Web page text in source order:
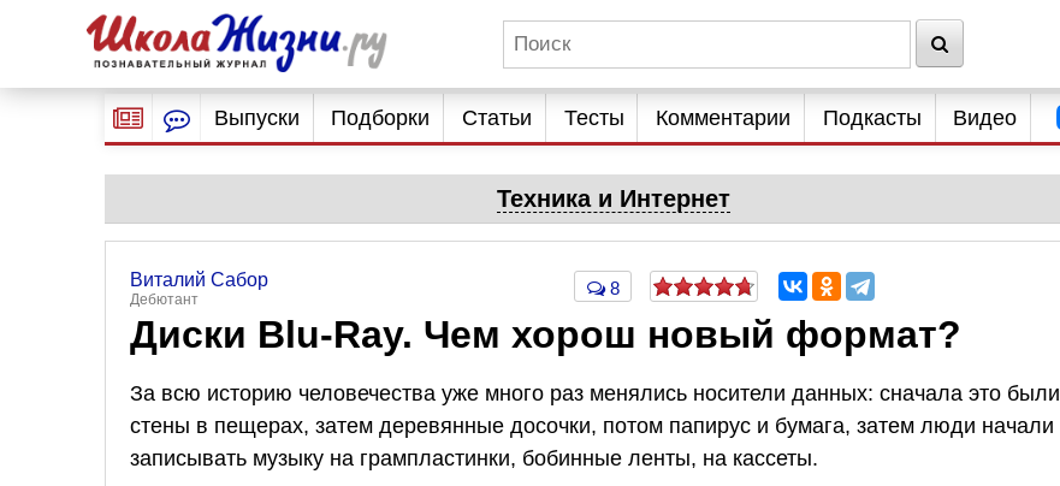
Выпуски Подборки Статьи Тесты Комментарии Подкасты Видео
Техника и Интернет
Виталий Сабор
Дебютант
8
Диски Blu-Ray. Чем хорош новый формат?
За всю историю человечества уже много раз менялись носители данных: сначала это были
стены в пещерах, затем деревянные досочки, потом папирус и бумага, затем люди начали
записывать музыку на грампластинки, бобинные ленты, на кассеты.